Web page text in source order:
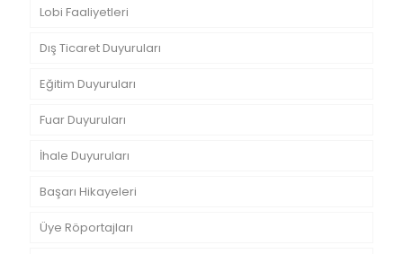
Lobi Faaliyetleri
Dış Ticaret Duyuruları
Eğitim Duyuruları
Fuar Duyuruları
İhale Duyuruları
Başarı Hikayeleri
Üye Röportajları